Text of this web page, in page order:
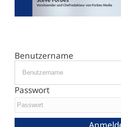
Benutzername
Passwort